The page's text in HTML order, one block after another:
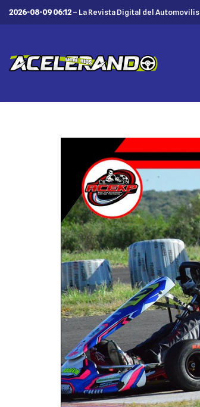
contenido
2026-08-09 06:12 – La Revista Digital del